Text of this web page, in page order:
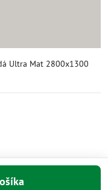
Ultra Mat 2800x1300